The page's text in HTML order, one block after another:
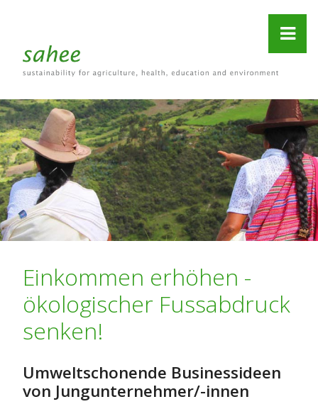
Einkommen erhöhen -
ökologischer Fussabdruck
senken!
Umweltschonende Businessideen
von Jungunternehmer/-innen